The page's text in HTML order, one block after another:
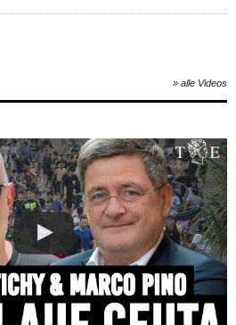
» alle Videos